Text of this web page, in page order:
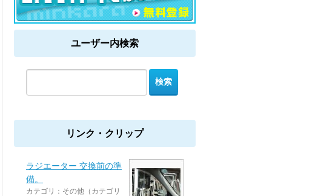
ユーザー内検索
リンク・クリップ
ラジエーター 交換前の準
備。
カテゴリ：その他（カテゴリ